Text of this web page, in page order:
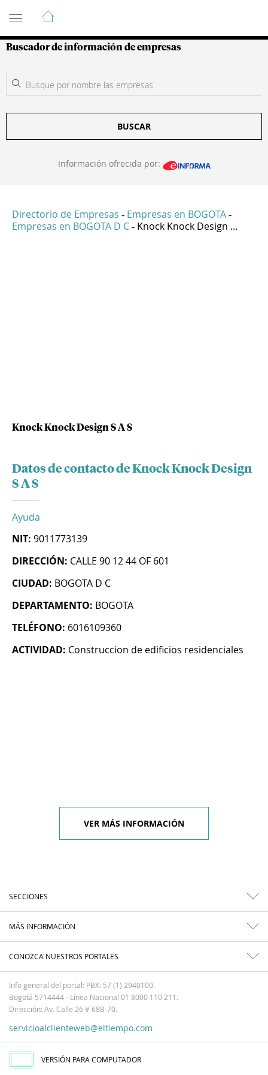
Guía de Empresas Colombianas
Buscador de información de empresas
BUSCAR
Información ofrecida por:
Directorio de Empresas - Empresas en BOGOTA -
Empresas en BOGOTA D C - Knock Knock Design ...
Knock Knock Design S A S
Datos de contacto de Knock Knock Design
S A S
Ayuda
NIT: 9011773139
DIRECCIÓN: CALLE 90 12 44 OF 601
CIUDAD: BOGOTA D C
DEPARTAMENTO: BOGOTA
TELÉFONO: 6016109360
ACTIVIDAD: Construccion de edificios residenciales
VER MÁS INFORMACIÓN
SECCIONES
MÁS INFORMACIÓN
CONOZCA NUESTROS PORTALES
Info general del portal: PBX: 57 (1) 2940100.
Bogotá 5714444 - Línea Nacional 01 8000 110 211.
Dirección: Av. Calle 26 # 68B-70.
servicioalclienteweb@eltiempo.com
VERSIÓN PARA COMPUTADOR